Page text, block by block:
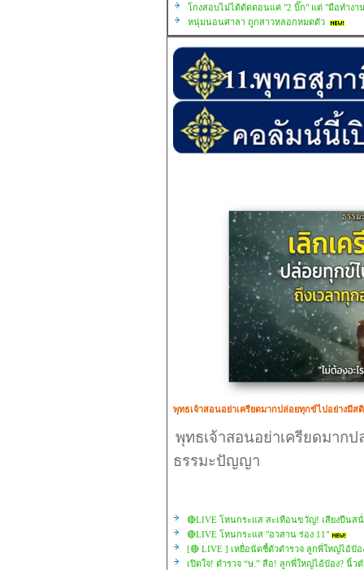
โกงสอบไม่ได้ตัดตอนแค่ "2 บิ๊ก" แต่ "มือทำงา
หนุ่มนอนศาลา ถูกสาวหลอกหมดตัว
พุทธเจ้าสอนอย่าเครียดมากปล่อยทุกข์ไปอย่างมีส
พุทธเจ้าสอนอย่าเครียดมากป
ธรรมะปัญญา
🔴LIVE โหนกระแส สะเทือนขวัญ! เสียงปืนสนั่
🔴LIVE โหนกระแส "อวสาน ร่อง 11"
[🔴 LIVE ] เหยื่อนัดชี้ตัวตำรวจ ลูกพี่ใหญ่ไอ้ป๋
เปิดใจ! ตำรวจ “ษ.” ลือ! ลูกพี่ใหญ่ไอ้ป๋อง? นิ้ว